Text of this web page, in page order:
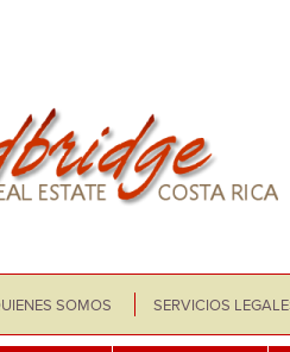
SOMOS SERVICIOS